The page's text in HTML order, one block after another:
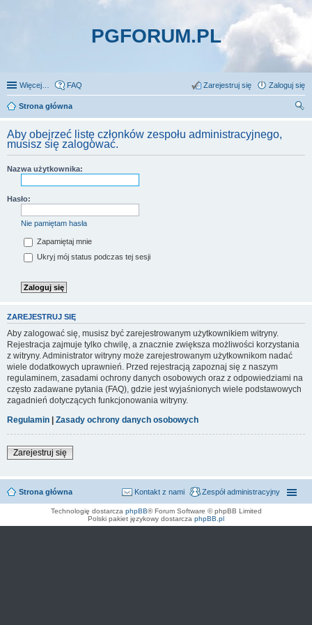
PGFORUM.PL
Więcej… FAQ Zaloguj się
Zarejestruj się
Strona główna
Aby obejrzeć listę członków zespołu administracyjnego,
musisz się zalogować.
Nazwa użytkownika:
Hasło:
Nie pamiętam hasła
Zapamiętaj mnie
Ukryj mój status podczas tej sesji
ZAREJESTRUJ SIĘ
Aby zalogować się, musisz być zarejestrowanym użytkownikiem witryny.
Rejestracja zajmuje tylko chwilę, a znacznie zwiększa możliwości korzystania
z witryny. Administrator witryny może zarejestrowanym użytkownikom nadać
wiele dodatkowych uprawnień. Przed rejestracją zapoznaj się z naszym
regulaminem, zasadami ochrony danych osobowych oraz z odpowiedziami na
często zadawane pytania (FAQ), gdzie jest wyjaśnionych wiele podstawowych
zagadnień dotyczących funkcjonowania witryny.
Regulamin | Zasady ochrony danych osobowych
Zarejestruj się
Strona główna Zespół administracyjny
Kontakt z nami
Technologię dostarcza phpBB® Forum Software © phpBB Limited
Polski pakiet językowy dostarcza phpBB.pl